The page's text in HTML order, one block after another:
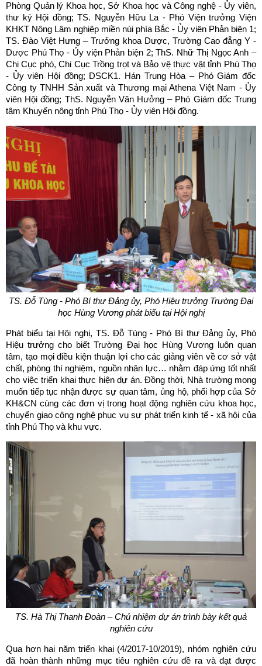
Phòng Quản lý Khoa học, Sở Khoa học và Công nghệ - Ủy viên,
thư ký Hội đồng; TS. Nguyễn Hữu La - Phó Viện trưởng Viện
KHKT Nông Lâm nghiệp miền núi phía Bắc - Ủy viên Phản biện 1;
TS. Đào Việt Hưng – Trưởng khoa Dược, Trường Cao đẳng Y -
Dược Phú Thọ - Ủy viện Phản biện 2; ThS. Nhữ Thị Ngọc Anh –
Chi Cục phó, Chi Cục Trồng trọt và Bảo vệ thực vật tỉnh Phú Thọ
- Ủy viên Hội đồng; DSCK1. Hán Trung Hòa – Phó Giám đốc
Công ty TNHH Sản xuất và Thương mại Athena Việt Nam - Ủy
viên Hội đồng; ThS. Nguyễn Văn Hưởng – Phó Giám đốc Trung
tâm Khuyến nông tỉnh Phú Thọ - Ủy viên Hội đồng.
TS. Đỗ Tùng - Phó Bí thư Đảng ủy, Phó Hiệu trưởng Trường Đại
học Hùng Vương phát biểu tại Hội nghị
Phát biểu tại Hội nghị, TS. Đỗ Tùng - Phó Bí thư Đảng ủy, Phó
Hiệu trưởng cho biết Trường Đại học Hùng Vương luôn quan
tâm, tạo mọi điều kiện thuận lợi cho các giảng viên về cơ sở vật
chất, phòng thí nghiệm, nguồn nhân lực… nhằm đáp ứng tốt nhất
cho việc triển khai thực hiện dự án. Đồng thời, Nhà trường mong
muốn tiếp tục nhận được sự quan tâm, ủng hộ, phối hợp của Sở
KH&CN cùng các đơn vị trong hoạt động nghiên cứu khoa học,
chuyển giao công nghệ phục vụ sự phát triển kinh tế - xã hội của
tỉnh Phú Thọ và khu vực.
TS. Hà Thị Thanh Đoàn – Chủ nhiệm dự án trình bày kết quả
nghiên cứu
Qua hơn hai năm triển khai (4/2017-10/2019), nhóm nghiên cứu
đã hoàn thành những mục tiêu nghiên cứu đề ra và đạt được